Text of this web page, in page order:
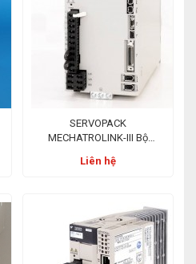
SERVOPACK
MECHATROLINK-III Bộ
Mạng MECHATROLINK-III
Liên hệ